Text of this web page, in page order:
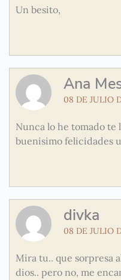
Un besito,
Ana
08 DE JULIO
Nunca lo he tomado te
buenisimo felicidades
divka
08 DE JULIO
Mira tu.. que sorpresa
dios.. pero no, me